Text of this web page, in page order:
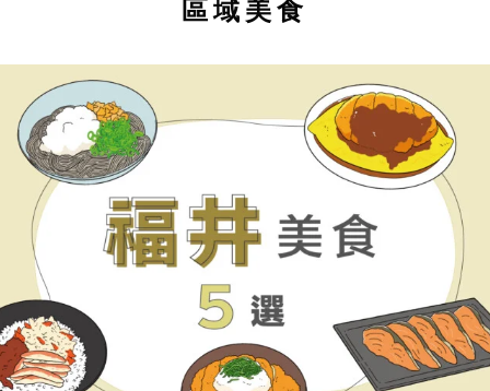
區域美食